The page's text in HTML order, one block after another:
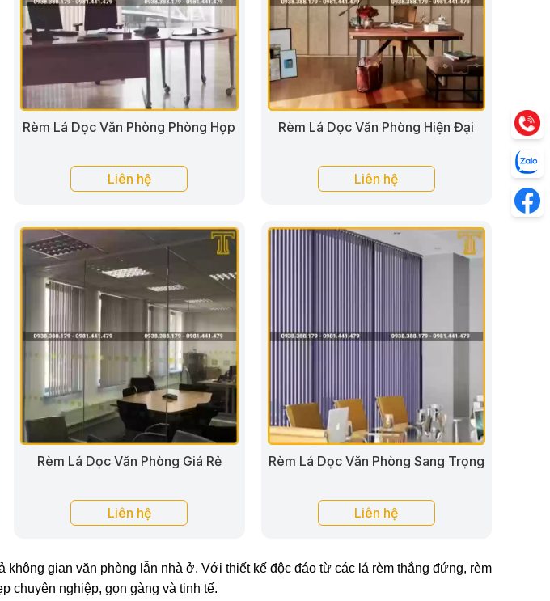
Rèm Lá Dọc Văn Phòng Phòng Họp
Liên hệ
Rèm Lá Dọc Văn Phòng Hiện Đại
Liên hệ
Rèm Lá Dọc Văn Phòng Giá Rẻ
Liên hệ
Rèm Lá Dọc Văn Phòng Sang Trọng
Liên hệ
không gian văn phòng lẫn nhà ở. Với thiết kế độc đáo từ các lá rèm thẳng đứng, rèm
chuyên nghiệp, gọn gàng và tinh tế.